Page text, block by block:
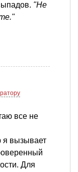
"Не
все не
я вызывает
Для